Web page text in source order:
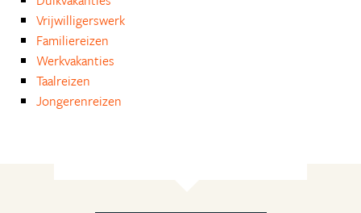
Vrijwilligerswerk
Familiereizen
Werkvakanties
Taalreizen
Jongerenreizen